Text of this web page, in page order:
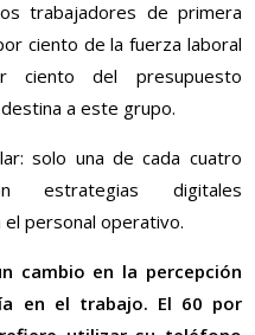
trabajadores de primera
ciento de la fuerza laboral
ciento del presupuesto
a este grupo.
solo una de cada cuatro
estrategias digitales
personal operativo.
cambio en la percepción
en el trabajo. El 60 por